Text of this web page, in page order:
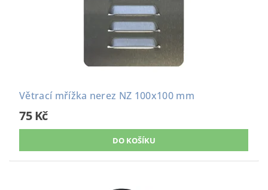
Větrací mřížka nerez NZ 100x100 mm
75 Kč